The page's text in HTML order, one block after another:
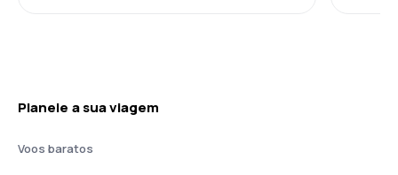
Planeie a sua viagem
Voos baratos